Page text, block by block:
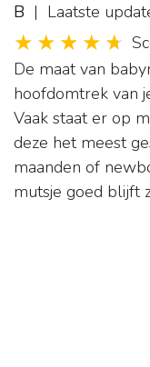
B | Laatste
De maat van
hoofdomtrek van
Vaak staat er op
deze het meest
maanden of
mutsje goed blijft